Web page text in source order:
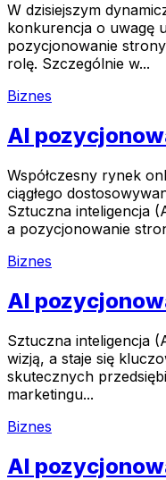
W dzisiejszym
konkurencja o uwagę
pozycjonowanie
rolę. Szczególnie w...
Biznes
AI
Współczesny rynek
ciągłego
Sztuczna inteligencja
a pozycjonowanie
Biznes
AI
Sztuczna inteligencja
wizją, a staje się
skutecznych
marketingu...
Biznes
AI